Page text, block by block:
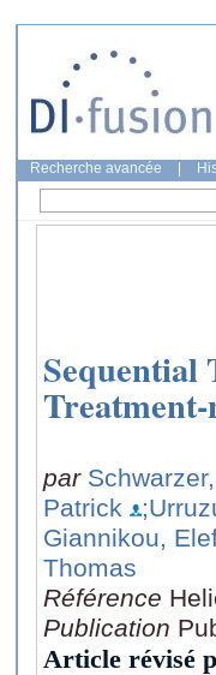
Recherche avancée
par
Patrick
Giannikou,
Thomas
Référence
Publication
Article révisé